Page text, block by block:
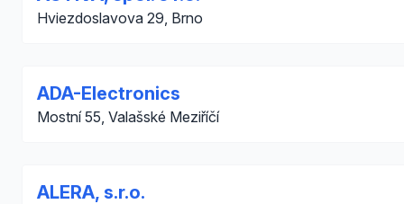
Hviezdoslavova 29, Brno
ADA-Electronics
Mostní 55, Valašské Meziříčí
ALERA, s.r.o.